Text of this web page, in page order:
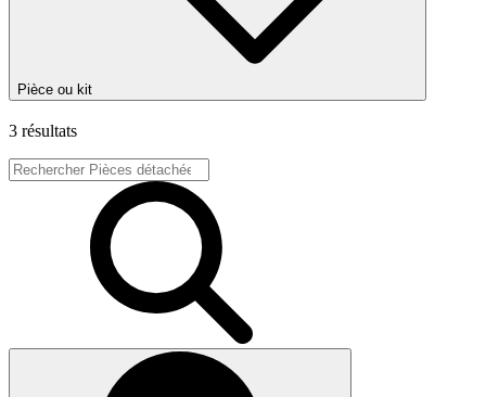
Pièce ou kit
3 résultats